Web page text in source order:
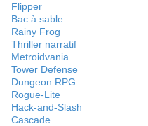
Flipper
Bac à sable
Rainy Frog
Thriller narratif
Metroidvania
Tower Defense
Dungeon RPG
Rogue-Lite
Hack-and-Slash
Cascade